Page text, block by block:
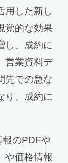
用した新し
覚的な効果
し、成約に
営業資料デ
先での急な
り、成約に
のPDFや
や価格情報